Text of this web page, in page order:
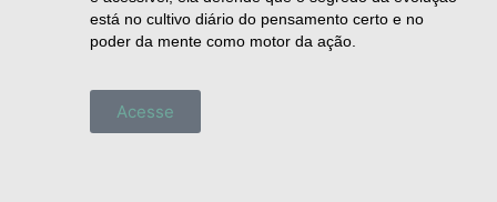
está no cultivo diário do pensamento certo e no
poder da mente como motor da ação.
Acesse